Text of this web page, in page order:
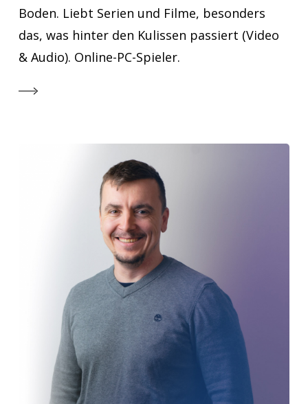
Boden. Liebt Serien und Filme, besonders
das, was hinter den Kulissen passiert (Video
& Audio). Online-PC-Spieler.